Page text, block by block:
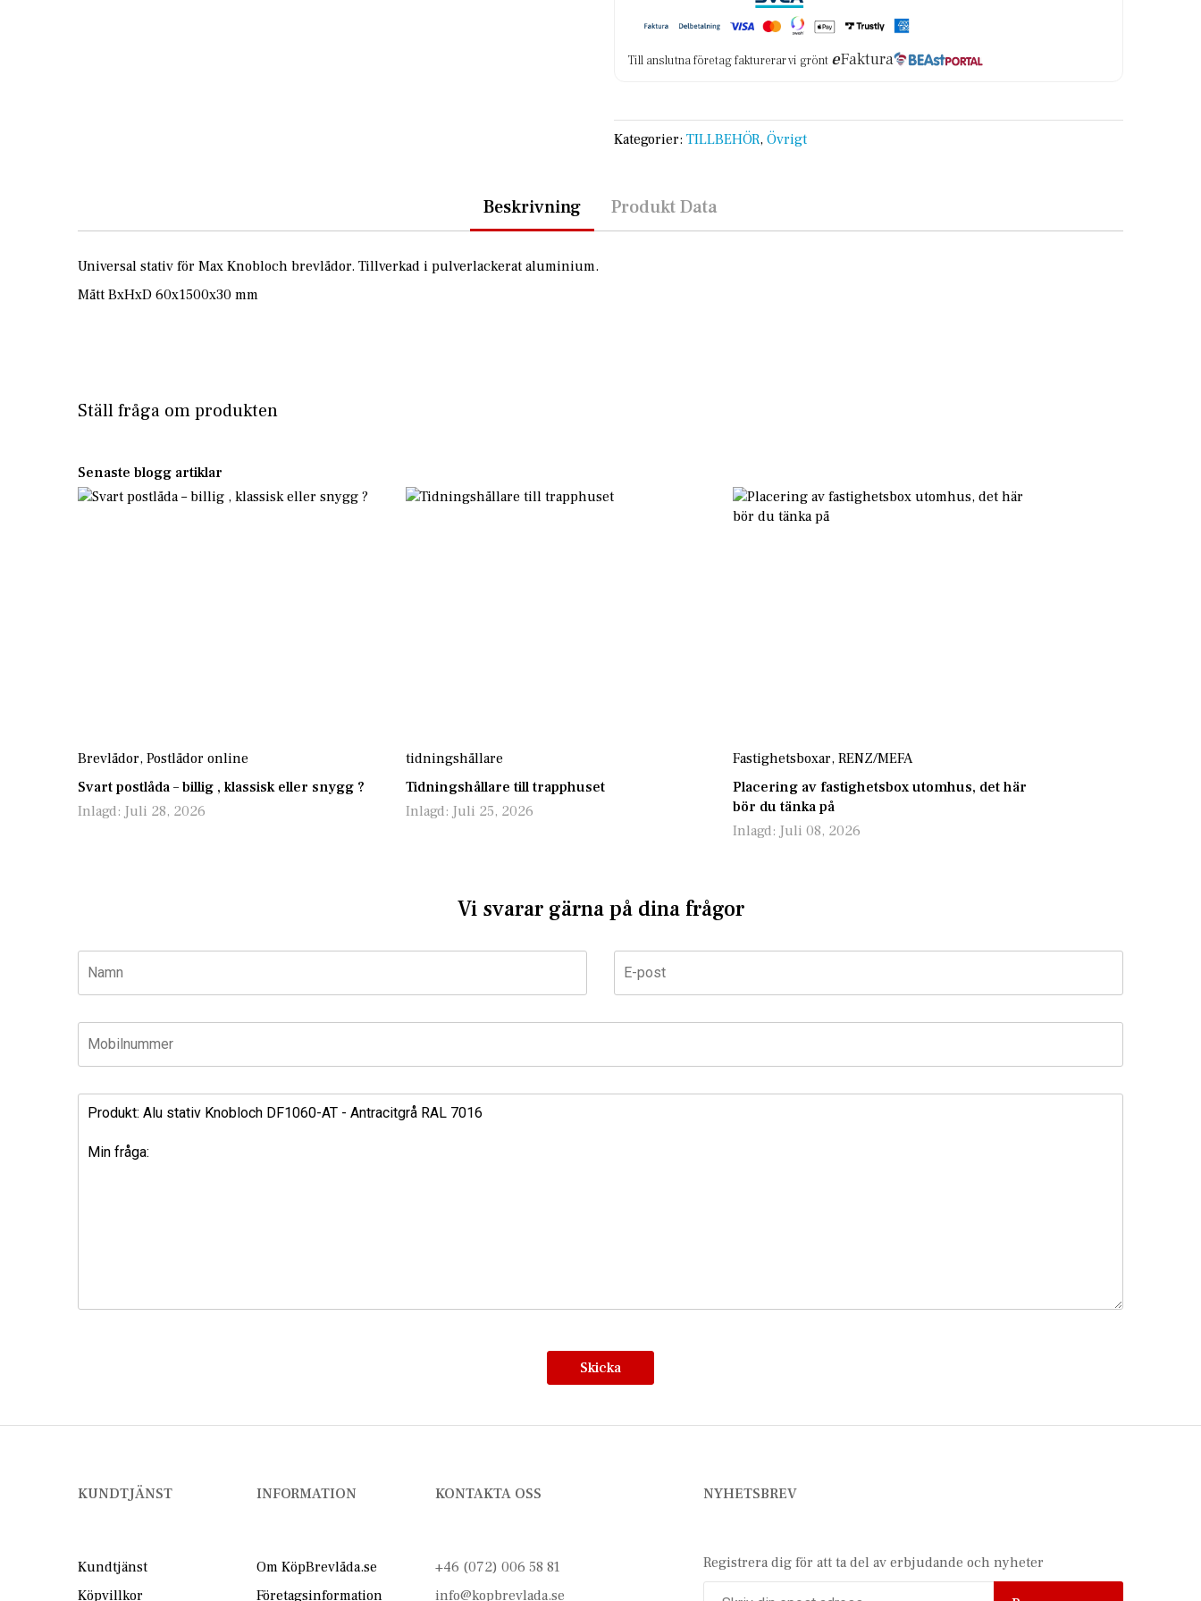
Till anslutna företag fakturerar vi grönt eFaktura
Kategorier: TILLBEHÖR, Övrigt
Beskrivning
Universal stativ för Max Knobloch brevlådor. Tillverkad i pulverlackerat aluminium.
Mått BxHxD 60x1500x30 mm
Produkt Data
Ställ fråga om produkten
Senaste blogg artiklar
Brevlådor, Postlådor online
Svart postlåda – billig , klassisk eller snygg ?
Inlagd: Juli 28, 2026
tidningshållare
Tidningshållare till trapphuset
Inlagd: Juli 25, 2026
Fastighetsboxar,RENZ/MEFA
Placering av fastighetsbox utomhus, det här
bör du tänka på
Inlagd: Juli 08, 2026
Vi svarar gärna på dina frågor
Skicka
KUNDTJÄNST
Kundtjänst
Köpvillkor
INFORMATION
Om KöpBrevlåda.se
Företagsinformation
KONTAKTA OSS
+46 (072) 006 58 81
info@kopbrevlada.se
NYHETSBREV
Registrera dig för att ta del av erbjudande och nyheter